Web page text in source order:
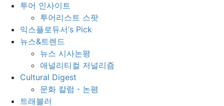
보드게임, 놀이게임, 피규
어, 인형, […]
투어 인사이트
투어리스트 스팟
익스플로듀서’s Pick
뉴스&트렌드
뉴스 시사논평
애널리티컬 저널리즘
Cultural Digest
문화 칼럼・논평
트래블러